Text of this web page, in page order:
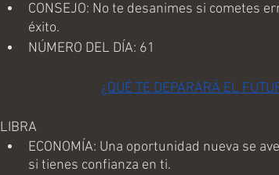
CONSEJO: No te desanimes si cometes
éxito.
NÚMERO DEL DÍA: 61
¿QUÉ TE DEPARARÁ EL
LIBRA
ECONOMÍA: Una oportunidad nueva se
si tienes confianza en ti.